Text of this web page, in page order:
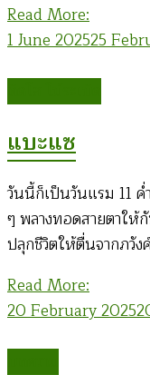
Read More:
1 June 202525
แบะแซ
วันนี้ก็เป็นวันแรม 11
ๆ พลางทอดสายตาใ
ปลุกชีวิตให้ตื่นจากภวั
Read More:
20 February 2025